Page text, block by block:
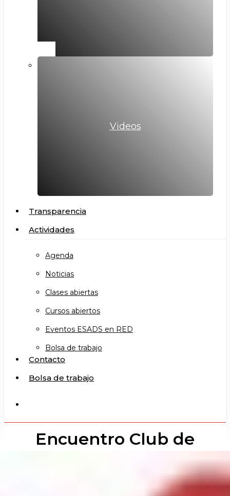
Videos
Transparencia
Actividades
Agenda
Noticias
Clases abiertas
Cursos abiertos
Eventos ESADS en RED
Bolsa de trabajo
Contacto
Bolsa de trabajo
Encuentro Club de